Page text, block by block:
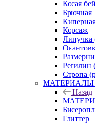
Косая
Брючная
Корсаж
Липучка
Регилин
Стропа
МАТЕРИАЛЫ
Назад
Глиттер